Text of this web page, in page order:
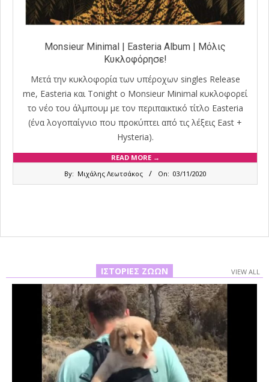
Monsieur Minimal | Easteria Album | Μόλις
Κυκλοφόρησε!
Μετά την κυκλοφορία των υπέροχων singles Release
me, Easteria και Tonight ο Monsieur Minimal κυκλοφορεί
το νέο του άλμπουμ με τον περιπαικτικό τίτλο Easteria
(ένα λογοπαίγνιο που προκύπτει από τις λέξεις East +
Hysteria).
READ MORE →
By: Μιχάλης Λεωτσάκος On: 03/11/2020
ΙΣΤΟΡΊΕΣ ΖΏΩΝ VIEW ALL